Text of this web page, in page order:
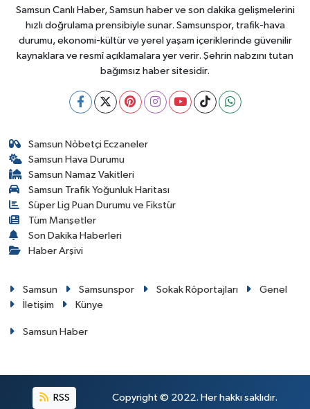
Samsun Canlı Haber, Samsun haber ve son dakika gelişmelerini
hızlı doğrulama prensibiyle sunar. Samsunspor, trafik-hava
durumu, ekonomi-kültür ve yerel yaşam içeriklerinde güvenilir
kaynaklara ve resmî açıklamalara yer verir. Şehrin nabzını tutan
bağımsız haber sitesidir.
Samsun Nöbetçi Eczaneler
Samsun Hava Durumu
Samsun Namaz Vakitleri
Samsun Trafik Yoğunluk Haritası
Süper Lig Puan Durumu ve Fikstür
Tüm Manşetler
Son Dakika Haberleri
Haber Arşivi
Samsun Samsunspor Sokak Röportajları
Genel
İletişim
Künye
Samsun Haber
RSS Copyright © 2022. Her hakkı saklıdır.